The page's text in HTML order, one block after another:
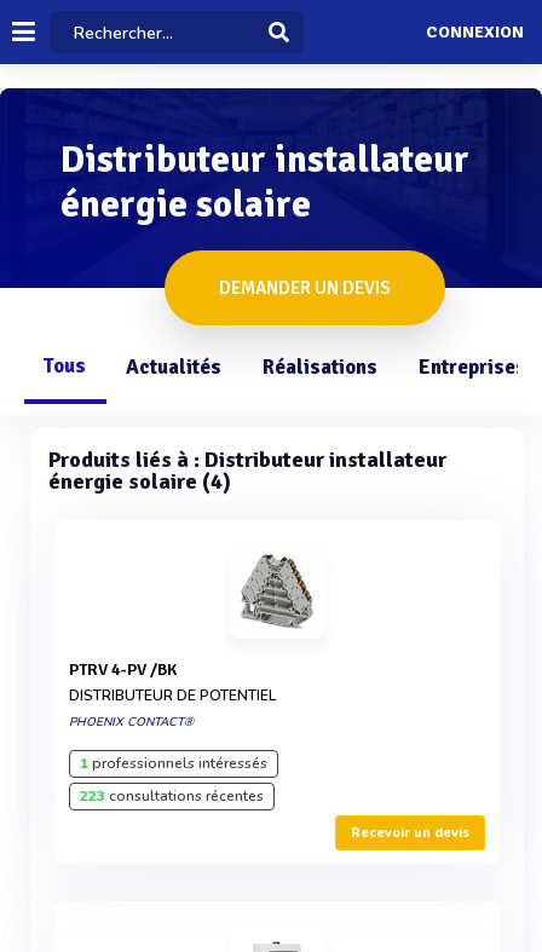
CONNEXION
Distributeur installateur
énergie solaire
DEMANDER UN DEVIS
Tous Actualités Réalisations Entreprises
Produits liés à : Distributeur installateur
énergie solaire (4)
PTRV 4-PV /BK
DISTRIBUTEUR DE POTENTIEL
PHOENIX CONTACT®
1professionnels intéressés
223 consultations récentes
Recevoir un devis